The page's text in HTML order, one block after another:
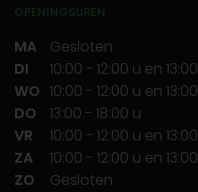
OPENINGSUREN
MA
Gesloten
DI
10:00 - 12:00 u en 13:00
WO 10:00 - 12:00 u en 13:00
DO
13:00 - 18:00 u
VR
10:00 - 12:00 u en 13:00
ZA
10:00 - 12:00 u en 13:00
ZO
Gesloten